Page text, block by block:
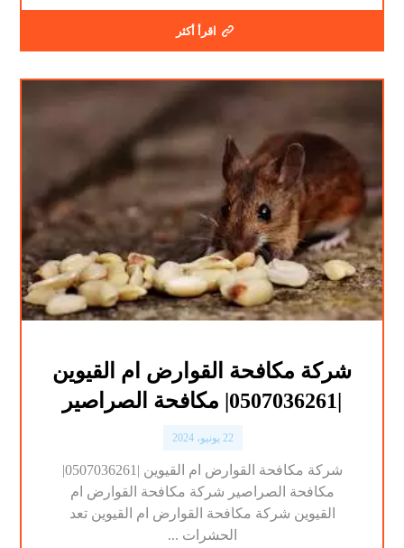
اقرأ أكثر
شركة مكافحة القوارض ام القيوين
|0507036261| مكافحة الصراصير
22 يونيو، 2024
شركة مكافحة القوارض ام القيوين |0507036261|
مكافحة الصراصير شركة مكافحة القوارض ام
القيوين شركة مكافحة القوارض ام القيوين تعد
الحشرات ...